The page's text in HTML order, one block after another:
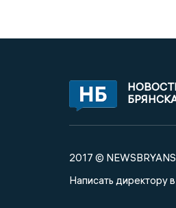
2017 ©
Написать директору